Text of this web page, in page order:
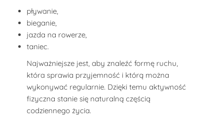
pływanie,
bieganie,
jazda na rowerze,
taniec.
Najważniejsze jest, aby znaleźć formę ruchu,
która sprawia przyjemność i którą można
wykonywać regularnie. Dzięki temu aktywność
fizyczna stanie się naturalną częścią
codziennego życia.